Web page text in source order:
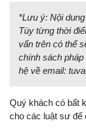
*Lưu ý: Nội
Tùy từng thời
vấn trên có thể
chính sách
hệ về email:
Quý khách có bất
cho các luật sư để